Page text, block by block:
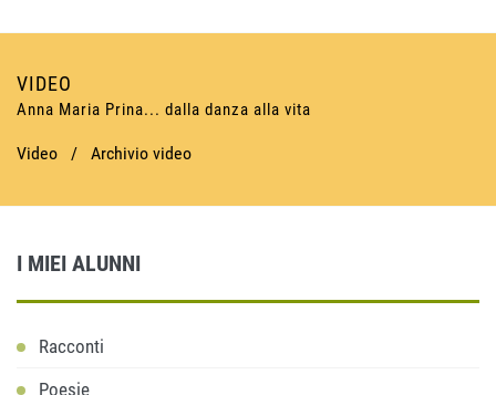
VIDEO
Anna Maria Prina... dalla danza alla vita
Video / Archivio video
I MIEI ALUNNI
Racconti
Poesie